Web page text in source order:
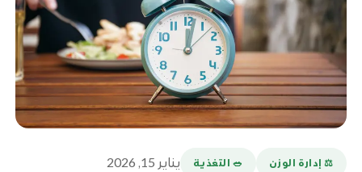
⚖️ إدارة الوزن 🥗 التغذية يناير 15, 2026